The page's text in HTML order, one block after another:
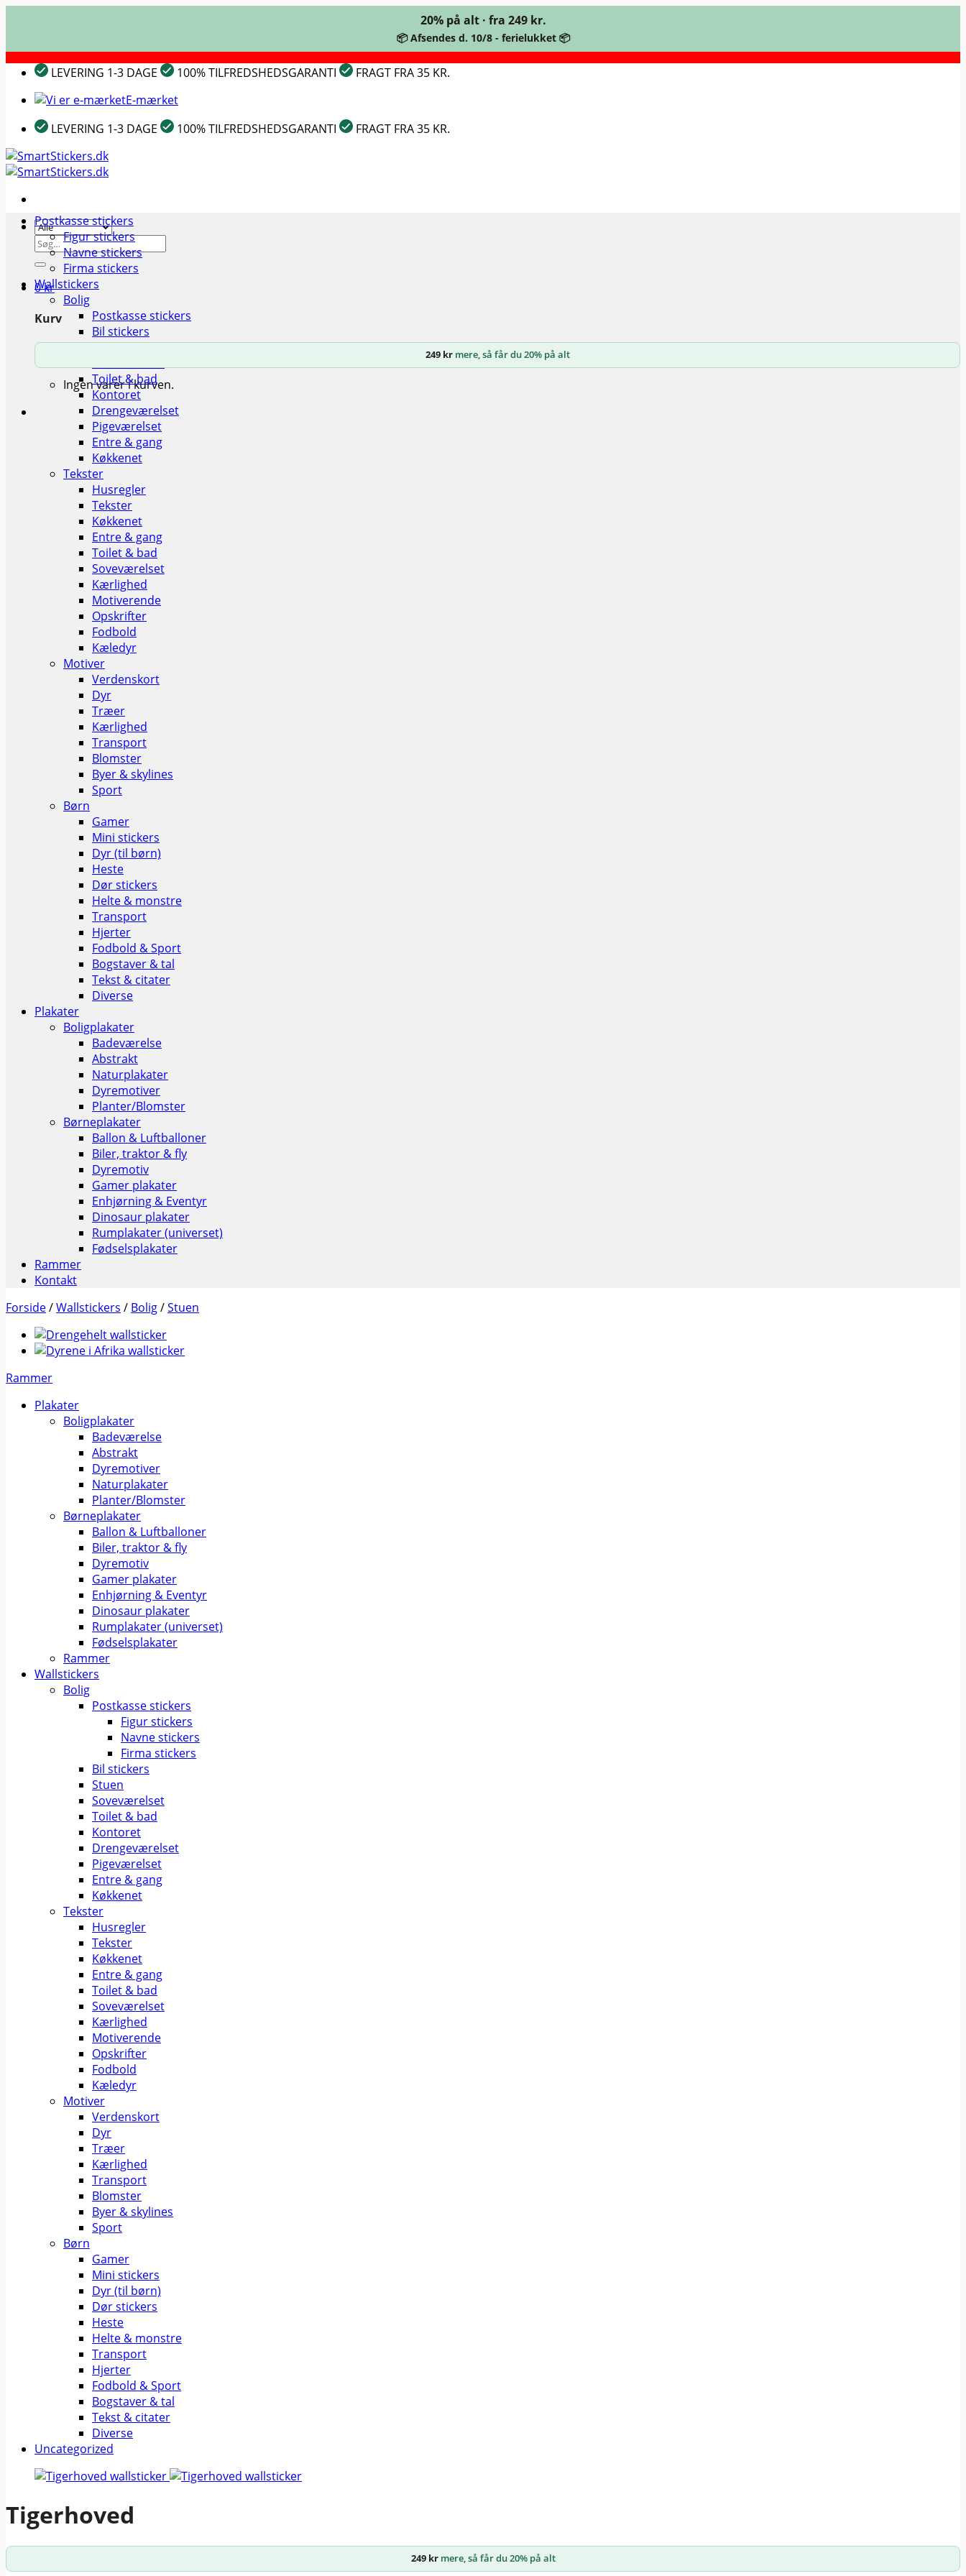
20% på alt · fra 249 kr.
📦 Afsendes d. 10/8 - ferielukket 📦
indhold
LEVERING 1-3 DAGE 100% TILFREDSHEDSGARANTI
FRAGT FRA 35 KR.
E-mærket
LEVERING 1-3 DAGE
100% TILFREDSHEDSGARANTI FRAGT FRA 35 KR.
Søg
efter:
0kr
Kurv
249 krmere, så får du 20% på alt
Ingen varer i kurven.
Postkasse stickers
Figur stickers
Navne stickers
Firma stickers
Wallstickers
Bolig
Postkasse stickers
Bil stickers
Stuen
Toilet & bad
Kontoret
Drengeværelset
Pigeværelset
Entre & gang
Køkkenet
Tekster
Husregler
Tekster
Køkkenet
Entre & gang
Toilet & bad
Soveværelset
Kærlighed
Motiverende
Opskrifter
Fodbold
Kæledyr
Motiver
Verdenskort
Dyr
Træer
Kærlighed
Transport
Blomster
Byer & skylines
Sport
Børn
Gamer
Mini stickers
Dyr (til børn)
Heste
Dør stickers
Helte & monstre
Transport
Hjerter
Fodbold & Sport
Bogstaver & tal
Tekst & citater
Diverse
Plakater
Boligplakater
Badeværelse
Abstrakt
Naturplakater
Dyremotiver
Planter/Blomster
Børneplakater
Ballon & Luftballoner
Biler, traktor & fly
Dyremotiv
Gamer plakater
Enhjørning & Eventyr
Dinosaur plakater
Rumplakater (universet)
Fødselsplakater
Rammer
Kontakt
Forside/Wallstickers / Bolig/Stuen
Rammer
Plakater
Boligplakater
Badeværelse
Abstrakt
Dyremotiver
Naturplakater
Planter/Blomster
Børneplakater
Ballon & Luftballoner
Biler, traktor & fly
Dyremotiv
Gamer plakater
Enhjørning & Eventyr
Dinosaur plakater
Rumplakater (universet)
Fødselsplakater
Rammer
Wallstickers
Bolig
Postkasse stickers
Figur stickers
Navne stickers
Firma stickers
Bil stickers
Stuen
Soveværelset
Toilet & bad
Kontoret
Drengeværelset
Pigeværelset
Entre & gang
Køkkenet
Tekster
Husregler
Tekster
Køkkenet
Entre & gang
Toilet & bad
Soveværelset
Kærlighed
Motiverende
Opskrifter
Fodbold
Kæledyr
Motiver
Verdenskort
Dyr
Træer
Kærlighed
Transport
Blomster
Byer & skylines
Sport
Børn
Gamer
Mini stickers
Dyr (til børn)
Dør stickers
Heste
Helte & monstre
Transport
Hjerter
Fodbold & Sport
Bogstaver & tal
Tekst & citater
Diverse
Uncategorized
Tigerhoved
249 krmere, så får du 20% på alt